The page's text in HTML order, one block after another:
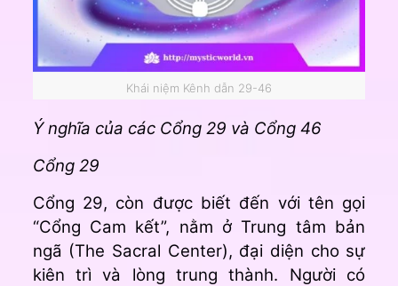
Khái niệm Kênh dẫn 29-46
Ý nghĩa của các Cổng 29 và Cổng 46
Cổng 29
Cổng 29, còn được biết đến với tên gọi
“Cổng Cam kết”, nằm ở Trung tâm bản
ngã (The Sacral Center), đại diện cho sự
kiên trì và lòng trung thành. Người có